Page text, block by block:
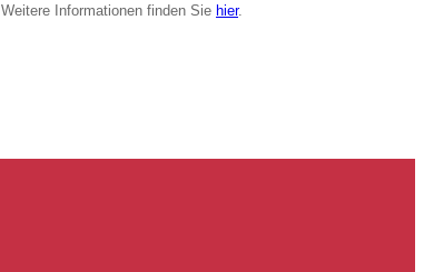
Weitere Informationen finden Sie hier.